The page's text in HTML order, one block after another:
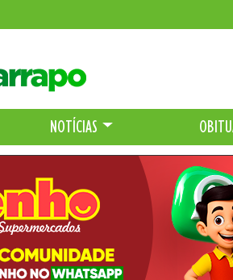
NOTÍCIAS